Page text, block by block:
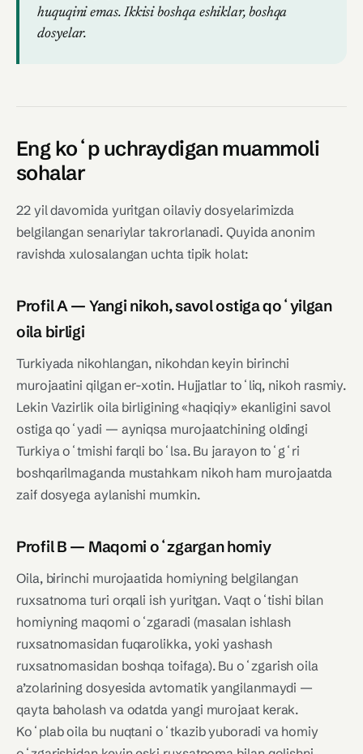
huquqini emas. Ikkisi boshqa eshiklar, boshqa
dosyelar.
Eng koʻp uchraydigan muammoli
sohalar
22 yil davomida yuritgan oilaviy dosyelarimizda
belgilangan senariylar takrorlanadi. Quyida anonim
ravishda xulosalangan uchta tipik holat:
Profil A — Yangi nikoh, savol ostiga qoʻyilgan
oila birligi
Turkiyada nikohlangan, nikohdan keyin birinchi
murojaatini qilgan er-xotin. Hujjatlar toʻliq, nikoh rasmiy.
Lekin Vazirlik oila birligining «haqiqiy» ekanligini savol
ostiga qoʻyadi — ayniqsa murojaatchining oldingi
Turkiya oʻtmishi farqli boʻlsa. Bu jarayon toʻgʻri
boshqarilmaganda mustahkam nikoh ham murojaatda
zaif dosyega aylanishi mumkin.
Profil B — Maqomi oʻzgargan homiy
Oila, birinchi murojaatida homiyning belgilangan
ruxsatnoma turi orqali ish yuritgan. Vaqt oʻtishi bilan
homiyning maqomi oʻzgaradi (masalan ishlash
ruxsatnomasidan fuqarolikka, yoki yashash
ruxsatnomasidan boshqa toifaga). Bu oʻzgarish oila
a’zolarining dosyesida avtomatik yangilanmaydi —
qayta baholash va odatda yangi murojaat kerak.
Koʻplab oila bu nuqtani oʻtkazib yuboradi va homiy